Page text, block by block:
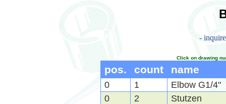
-
Click on drawing
pos. count name
0 1
Elbow G1/4"
0
2
Stutzen